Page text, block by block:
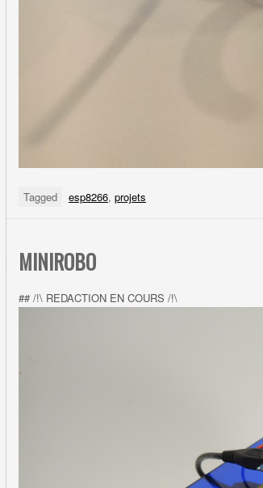
Tagged esp8266, projets
MINIROBO
## /!\ REDACTION EN COURS /!\